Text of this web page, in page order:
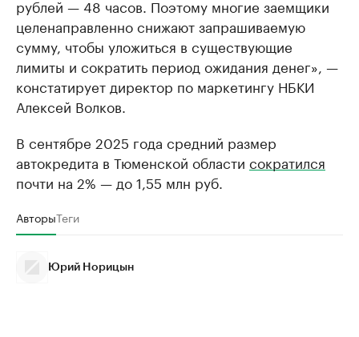
рублей — 48 часов. Поэтому многие заемщики
целенаправленно снижают запрашиваемую
сумму, чтобы уложиться в существующие
лимиты и сократить период ожидания денег», —
констатирует директор по маркетингу НБКИ
Алексей Волков.
В сентябре 2025 года средний размер
автокредита в Тюменской области сократился
почти на 2% — до 1,55 млн руб.
АвторыТеги
Юрий Норицын